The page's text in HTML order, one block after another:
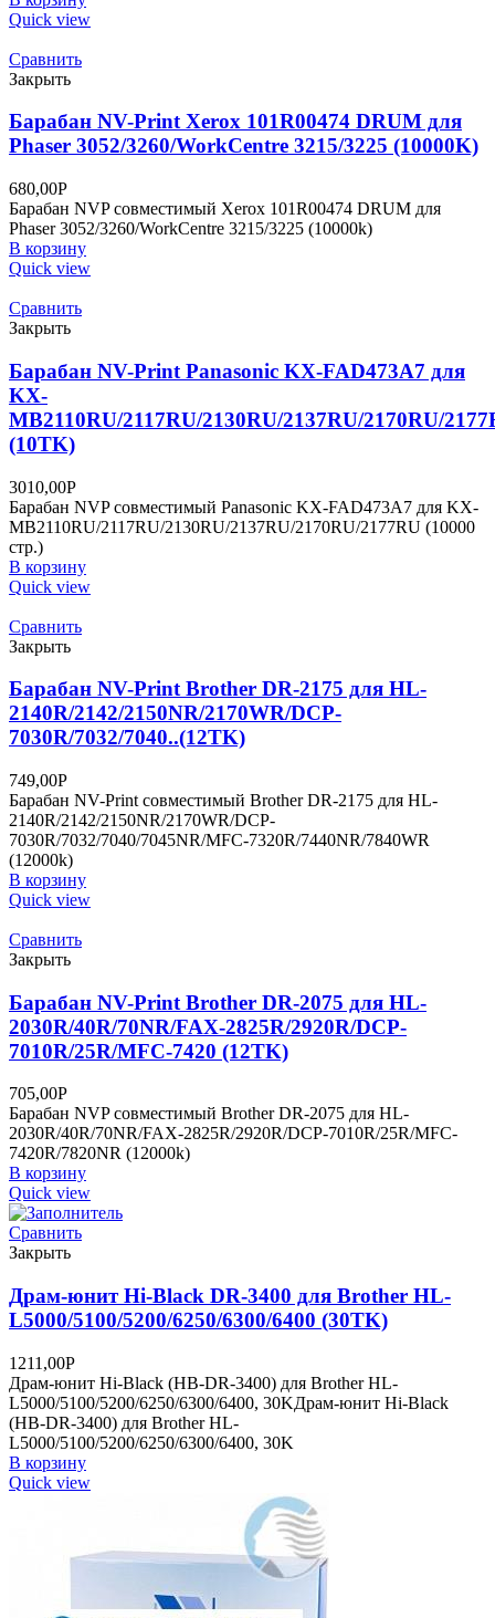
Quick view
Сравнить
Закрыть
Барабан NV-Print Xerox 101R00474 DRUM для
Phaser 3052/3260/WorkCentre 3215/3225 (10000K)
680,00Р
Барабан NVP совместимый Xerox 101R00474 DRUM для
Phaser 3052/3260/WorkCentre 3215/3225 (10000k)
В корзину
Quick view
Сравнить
Закрыть
Барабан NV-Print Panasonic KX-FAD473A7 для
KX-
MB2110RU/2117RU/2130RU/2137RU/2170RU/
(10TK)
3010,00Р
Барабан NVP совместимый Panasonic KX-FAD473A7 для KX-
MB2110RU/2117RU/2130RU/2137RU/2170RU/2177RU (10000
стр.)
В корзину
Quick view
Сравнить
Закрыть
Барабан NV-Print Brother DR-2175 для HL-
2140R/2142/2150NR/2170WR/DCP-
7030R/7032/7040..(12TK)
749,00Р
Барабан NV-Print совместимый Brother DR-2175 для HL-
2140R/2142/2150NR/2170WR/DCP-
7030R/7032/7040/7045NR/MFC-7320R/7440NR/7840WR
(12000k)
В корзину
Quick view
Сравнить
Закрыть
Барабан NV-Print Brother DR-2075 для HL-
2030R/40R/70NR/FAX-2825R/2920R/DCP-
7010R/25R/MFC-7420 (12TK)
705,00Р
Барабан NVP совместимый Brother DR-2075 для HL-
2030R/40R/70NR/FAX-2825R/2920R/DCP-7010R/25R/MFC-
7420R/7820NR (12000k)
В корзину
Quick view
Сравнить
Закрыть
Драм-юнит Hi-Black DR-3400 для Brother HL-
L5000/5100/5200/6250/6300/6400 (30TK)
1211,00Р
Драм-юнит Hi-Black (HB-DR-3400) для Brother HL-
L5000/5100/5200/6250/6300/6400, 30KДрам-юнит Hi-Black
(HB-DR-3400) для Brother HL-
L5000/5100/5200/6250/6300/6400, 30K
В корзину
Quick view